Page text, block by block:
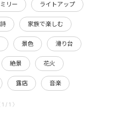
リー ライトアップ
家族で楽しむ
景色 滑り台
絶景 花火
露店 音楽
1 / 1 〉